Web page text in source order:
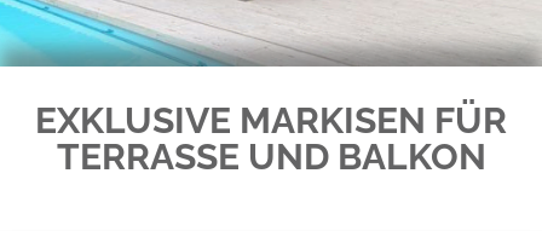
EXKLUSIVE MARKISEN FÜR
TERRASSE UND BALKON